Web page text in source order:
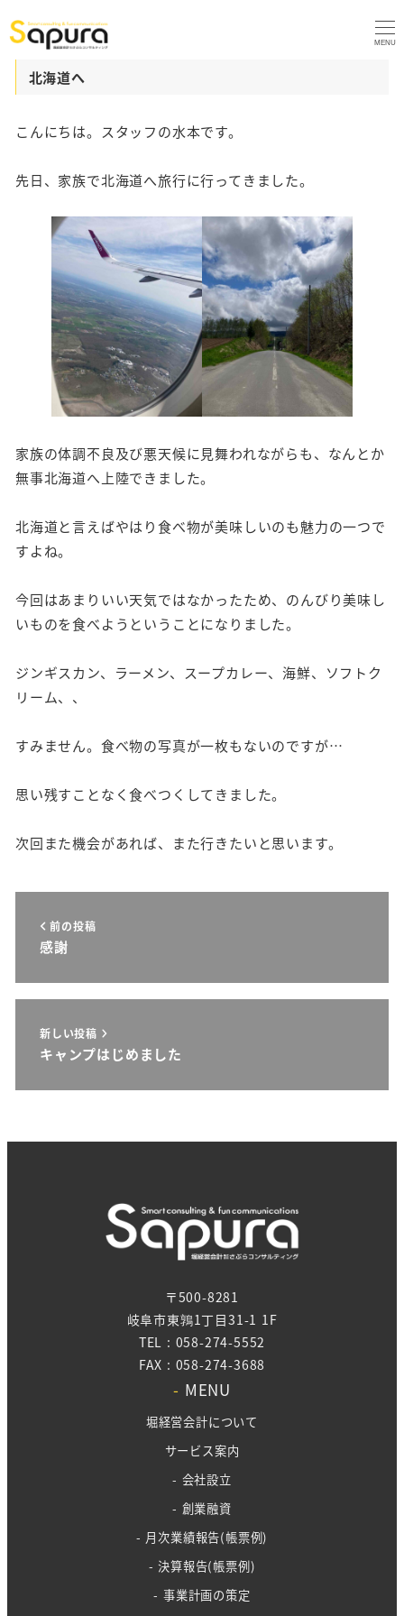
MENU
北海道へ
こんにちは。スタッフの水本です。
先日、家族で北海道へ旅行に行ってきました。
家族の体調不良及び悪天候に見舞われながらも、なんとか
無事北海道へ上陸できました。
北海道と言えばやはり食べ物が美味しいのも魅力の一つで
すよね。
今回はあまりいい天気ではなかったため、のんびり美味し
いものを食べようということになりました。
ジンギスカン、ラーメン、スープカレー、海鮮、ソフトク
リーム、、
すみません。食べ物の写真が一枚もないのですが…
思い残すことなく食べつくしてきました。
次回また機会があれば、また行きたいと思います。
前の投稿
感謝
新しい投稿
キャンプはじめました
〒500-8281
岐阜市東鶉1丁目31-1 1F
TEL : 058-274-5552
FAX : 058-274-3688
- MENU
堀経営会計について
サービス案内
- 会社設立
- 創業融資
- 月次業績報告(帳票例)
- 決算報告(帳票例)
- 事業計画の策定